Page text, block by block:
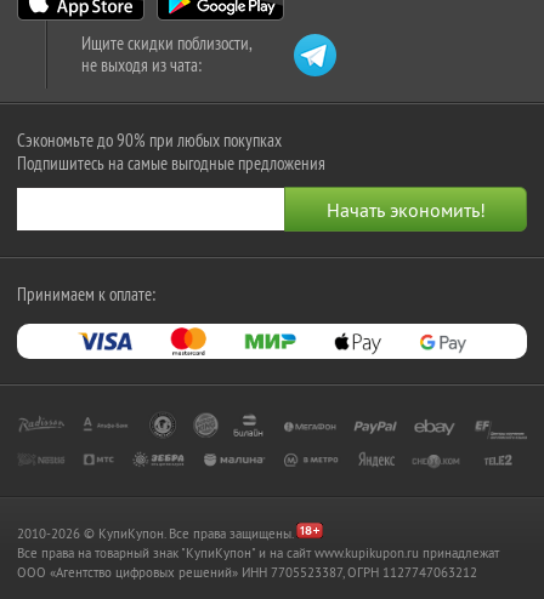
Ищите скидки поблизости,
не выходя из чата:
Сэкономьте до 90% при любых покупках
Подпишитесь на самые выгодные предложения
Принимаем к оплате:
2010-2026 © КупиКупон. Все права защищены.
Все права на товарный знак "КупиКупон" и на сайт www.kupikupon.ru принадлежат
OOO «Агентство цифровых решений» ИНН 7705523387, ОГРН 1127747063212